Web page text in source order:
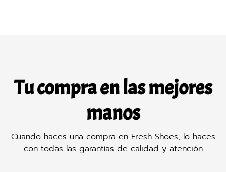
Tu compra en las mejores
manos
Cuando haces una compra en Fresh Shoes, lo haces
con todas las garantías de calidad y atención